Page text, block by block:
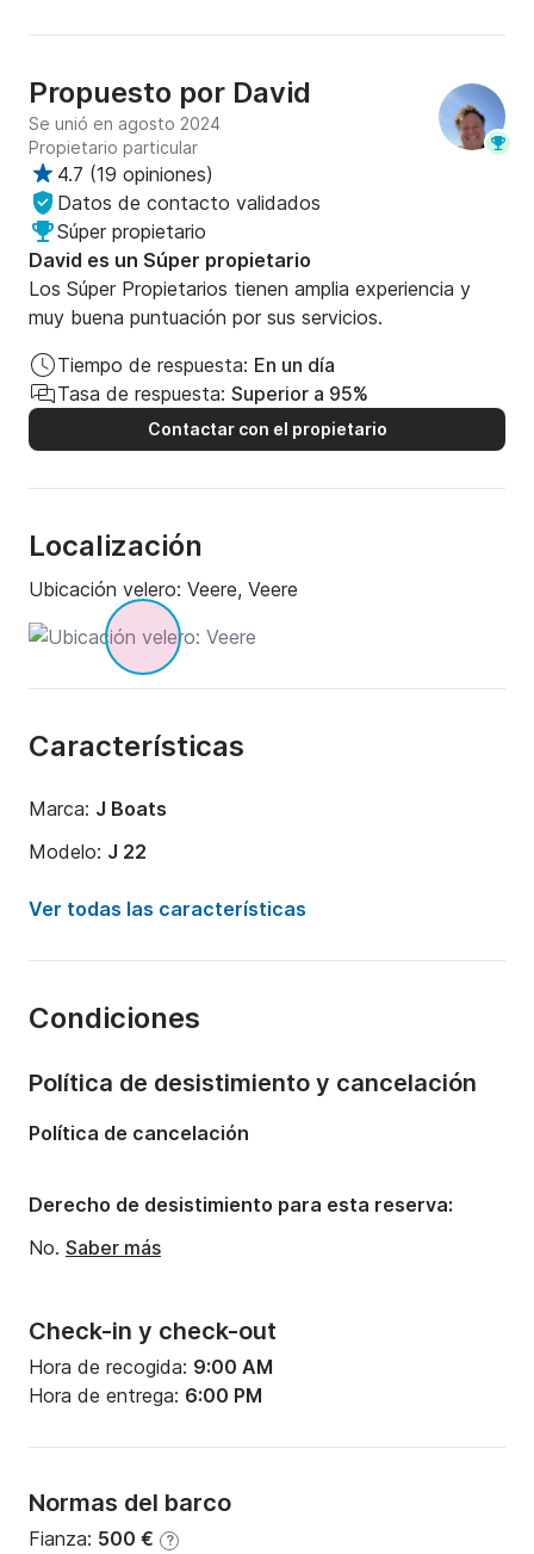
Propuesto por David
Se unió en agosto 2024
Propietario particular
4.7 (19 opiniones)
Datos de contacto validados
Súper propietario
David es un Súper propietario
Los Súper Propietarios tienen amplia experiencia y
muy buena puntuación por sus servicios.
Tiempo de respuesta: En un día
Tasa de respuesta: Superior a 95%
Contactar con el propietario
Localización
Ubicación velero: Veere, Veere
Características
Marca: J Boats
Modelo: J 22
1992 (Reacondicionado en 2018)
Número de plazas para dormir:
Potencia del motor:4CV
Ver todas las características
Condiciones
Check-in y check-out
Hora de recogida: 9:00 AM
Hora de entrega: 6:00 PM
Normas del barco
Fianza: 500 € ?
Política de desistimiento y cancelación
Política de cancelación
Derecho de desistimiento para esta reserva:
No. Saber más